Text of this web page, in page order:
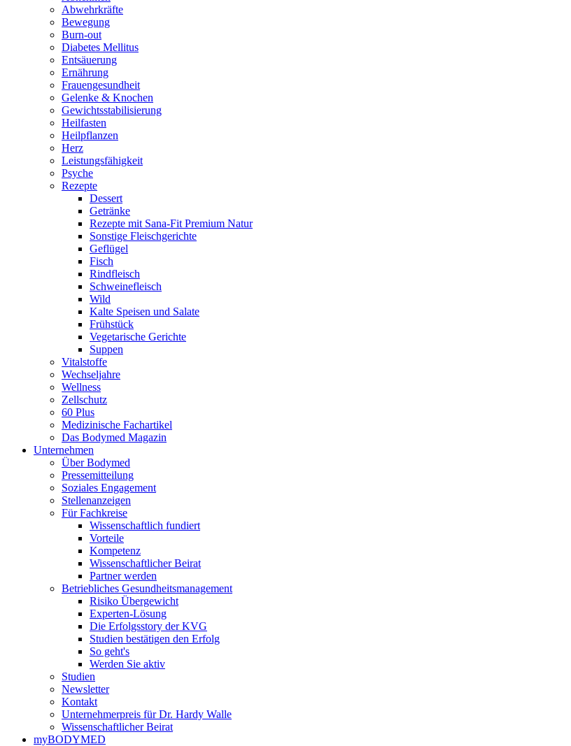
Abwehrkräfte
Bewegung
Burn-out
Diabetes Mellitus
Entsäuerung
Ernährung
Frauengesundheit
Gelenke & Knochen
Gewichtsstabilisierung
Heilfasten
Heilpflanzen
Herz
Leistungsfähigkeit
Psyche
Rezepte
Dessert
Getränke
Rezepte mit Sana-Fit Premium Natur
Sonstige Fleischgerichte
Geflügel
Fisch
Rindfleisch
Schweinefleisch
Wild
Kalte Speisen und Salate
Frühstück
Vegetarische Gerichte
Suppen
Vitalstoffe
Wechseljahre
Wellness
Zellschutz
60 Plus
Medizinische Fachartikel
Das Bodymed Magazin
Unternehmen
Über Bodymed
Pressemitteilung
Soziales Engagement
Stellenanzeigen
Für Fachkreise
Wissenschaftlich fundiert
Vorteile
Kompetenz
Wissenschaftlicher Beirat
Partner werden
Betriebliches Gesundheitsmanagement
Risiko Übergewicht
Experten-Lösung
Die Erfolgsstory der KVG
Studien bestätigen den Erfolg
So geht's
Werden Sie aktiv
Studien
Newsletter
Kontakt
Unternehmerpreis für Dr. Hardy Walle
Wissenschaftlicher Beirat
myBODYMED